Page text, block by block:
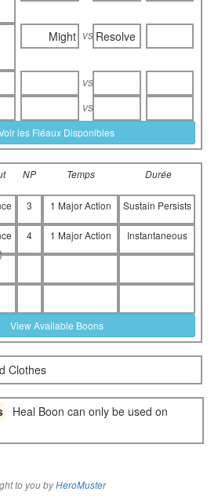
Might vs Resolve
vs
vs
les Fléaux Disponibles
NP Temps Durée
3 1 Major Action Sustain Persists
4 1 Major Action Instantaneous
View Available Boons
Clothes
Heal Boon can only be used on
to you byHeroMuster